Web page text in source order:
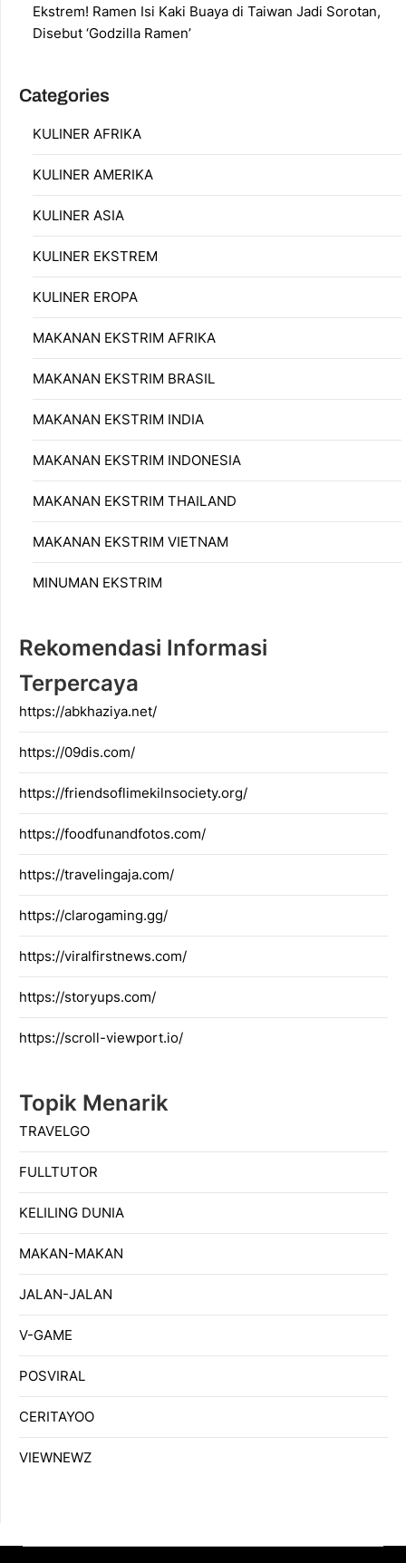
Ekstrem! Ramen Isi Kaki Buaya di Taiwan Jadi Sorotan,
Disebut ‘Godzilla Ramen’
Categories
KULINER AFRIKA
KULINER AMERIKA
KULINER ASIA
KULINER EKSTREM
KULINER EROPA
MAKANAN EKSTRIM AFRIKA
MAKANAN EKSTRIM BRASIL
MAKANAN EKSTRIM INDIA
MAKANAN EKSTRIM INDONESIA
MAKANAN EKSTRIM THAILAND
MAKANAN EKSTRIM VIETNAM
MINUMAN EKSTRIM
Rekomendasi Informasi
Terpercaya
https://abkhaziya.net/
https://09dis.com/
https://friendsoflimekilnsociety.org/
https://foodfunandfotos.com/
https://travelingaja.com/
https://clarogaming.gg/
https://viralfirstnews.com/
https://storyups.com/
https://scroll-viewport.io/
Topik Menarik
TRAVELGO
FULLTUTOR
KELILING DUNIA
MAKAN-MAKAN
JALAN-JALAN
V-GAME
POSVIRAL
CERITAYOO
VIEWNEWZ